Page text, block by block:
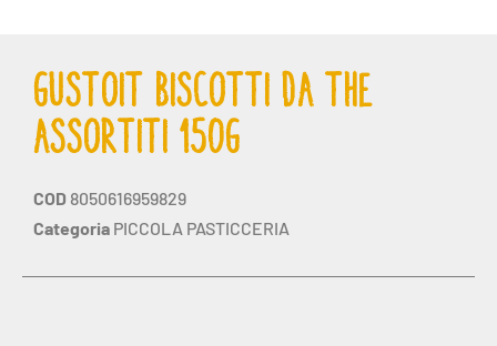
GUSTOIT BISCOTTI DA THE
ASSORTITI 150G
COD 8050616959829
Categoria PICCOLA PASTICCERIA